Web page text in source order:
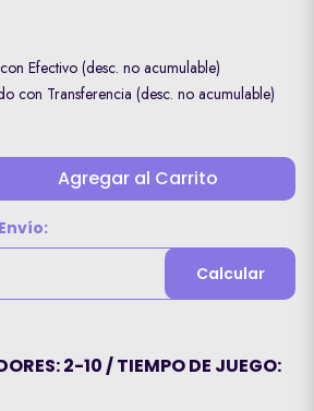
Efectivo (desc. no acumulable)
con Transferencia (desc. no acumulable)
Agregar al Carrito
Calcular
2-10 / TIEMPO DE JUEGO: